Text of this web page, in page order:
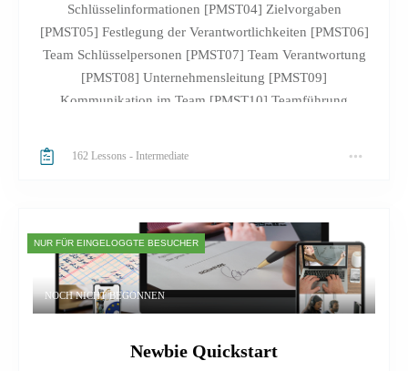
Schlüsselinformationen [PMST04] Zielvorgaben
[PMST05] Festlegung der Verantwortlichkeiten [PMST06]
Team Schlüsselpersonen [PMST07] Team Verantwortung
[PMST08] Unternehmensleitung [PMST09]
Kommunikation im Team [PMST10] Teamführung
Konflikte im Team [PMST13] Prozesse Projektsteuerung
[PMST14] Fortschrittsüberwachung [PMST15] Claim-
162 Lessons - Intermediate
NUR FÜR EINGELOGGTE BESUCHER
NOCH NICHT BEGONNEN
Newbie Quickstart